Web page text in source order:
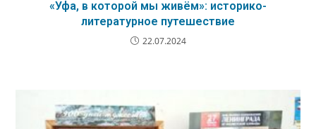
«Уфа, в которой мы живём»: историко-
литературное путешествие
22.07.2024